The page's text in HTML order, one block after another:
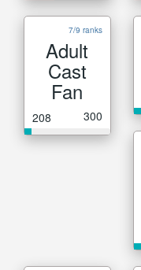
7/9 ranks
Adult
Cast
Fan
208 300